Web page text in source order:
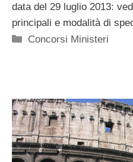
data del 29 luglio 2013:
principali e modalità di
Categorie
Concorsi Ministeri